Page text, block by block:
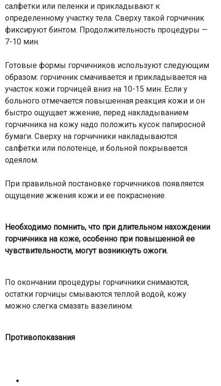
салфетки или пеленки и прикладывают к
определенному участку тела. Сверху такой горчичник
фиксируют бинтом. Продолжительность процедуры —
7-10 мин.
Готовые формы горчичников используют следующим
образом: горчичник смачивается и прикладывается на
участок кожи горчицей вниз на 10-15 мин. Если у
больного отмечается повышенная реакция кожи и он
быстро ощущает жжение, перед накладыванием
горчичника на кожу надо положить кусок папиросной
бумаги. Сверху на горчичники накладываются
салфетки или полотенце, и больной покрывается
одеялом.
При правильной постановке горчичников появляется
ощущение жжения кожи и ее покраснение.
Необходимо помнить, что при длительном нахождении
горчичника на коже, особенно при повышенной ее
чувствительности, могут возникнуть ожоги.
По окончании процедуры горчичники снимаются,
остатки горчицы смываются теплой водой, кожу
можно слегка смазать вазелином.
Противопоказания